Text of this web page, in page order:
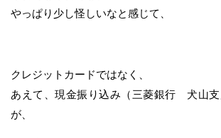
やっぱり少し怪しいなと感じて、
クレジットカードではなく、
あえて、現金振り込み（三菱銀行 犬山支
が、